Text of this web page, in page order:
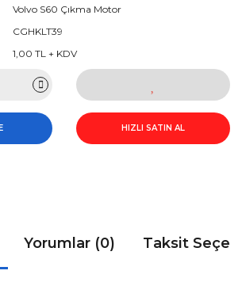
Volvo S60 Çıkma Motor
CGHKLT39
1,00 TL + KDV
HIZLI SATIN AL
Yorumlar (0) Taksit